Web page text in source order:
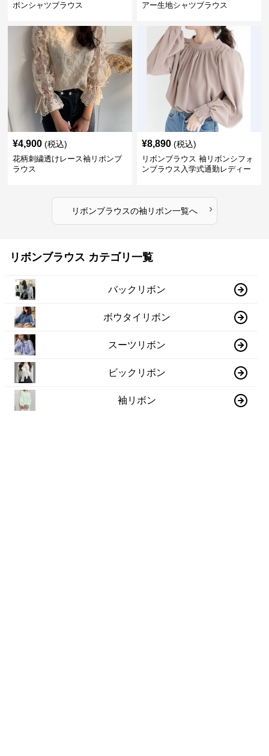
ボンシャツブラウス
アー生地シャツブラウス
¥4,900 (税込)
花柄刺繍透けレース袖リボンブ
ラウス
¥8,890 (税込)
リボンブラウス 袖リボンシフォ
ンブラウス入学式通勤レディー
リボンブラウスの袖リボン一覧へ ›
リボンブラウス カテゴリ一覧
バックリボン
ボウタイリボン
スーツリボン
ビックリボン
袖リボン